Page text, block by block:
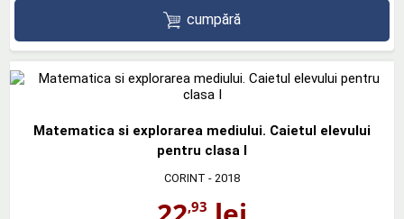
cumpără
Matematica si explorarea mediului. Caietul elevului
pentru clasa I
CORINT - 2018
,93